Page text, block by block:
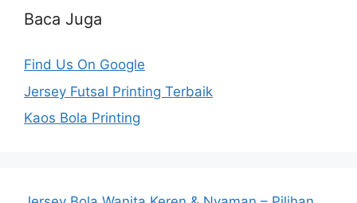
Baca Juga
Find Us On Google
Jersey Futsal Printing Terbaik
Kaos Bola Printing